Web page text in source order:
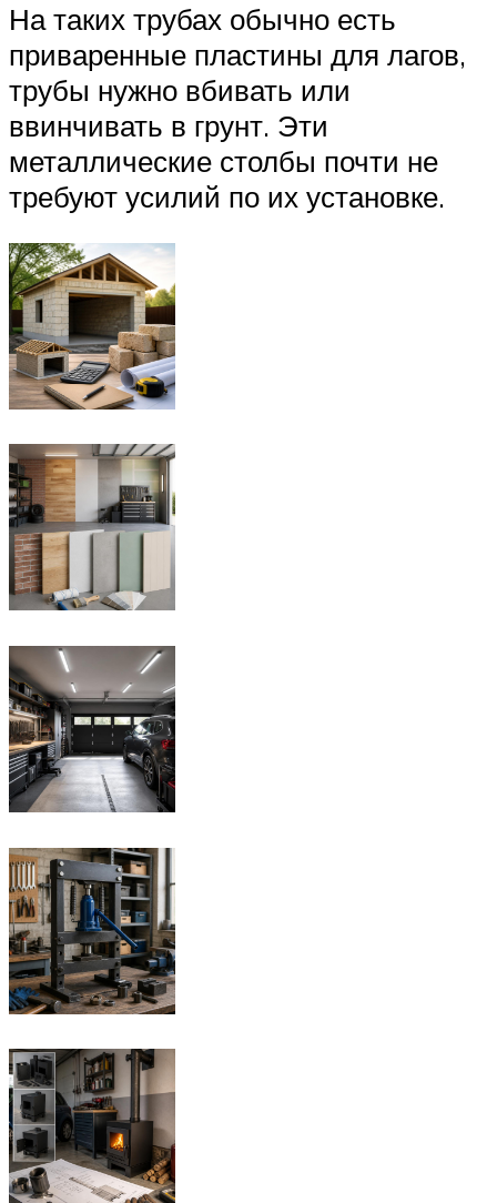
На таких трубах обычно есть
приваренные пластины для лагов,
трубы нужно вбивать или
ввинчивать в грунт. Эти
металлические столбы почти не
требуют усилий по их установке.